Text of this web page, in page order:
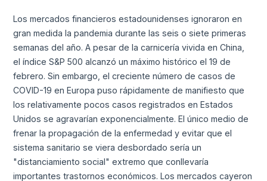
Los mercados financieros estadounidenses ignoraron en
gran medida la pandemia durante las seis o siete primeras
semanas del año. A pesar de la carnicería vivida en China,
el índice S&P 500 alcanzó un máximo histórico el 19 de
febrero. Sin embargo, el creciente número de casos de
COVID-19 en Europa puso rápidamente de manifiesto que
los relativamente pocos casos registrados en Estados
Unidos se agravarían exponencialmente. El único medio de
frenar la propagación de la enfermedad y evitar que el
sistema sanitario se viera desbordado sería un
"distanciamiento social" extremo que conllevaría
importantes trastornos económicos. Los mercados cayeron